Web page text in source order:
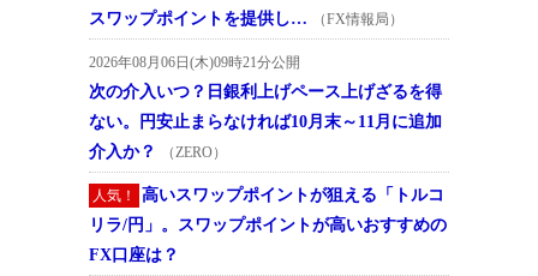
スワップポイントを提供し…
（FX情報局）
2026年08月06日(木)09時21分公開
次の介入いつ？日銀利上げペース上げざるを得
ない。円安止まらなければ10月末～11月に追加
介入か？
（ZERO）
人気！
高いスワップポイントが狙える「トルコ
リラ/円」。スワップポイントが高いおすすめの
FX口座は？